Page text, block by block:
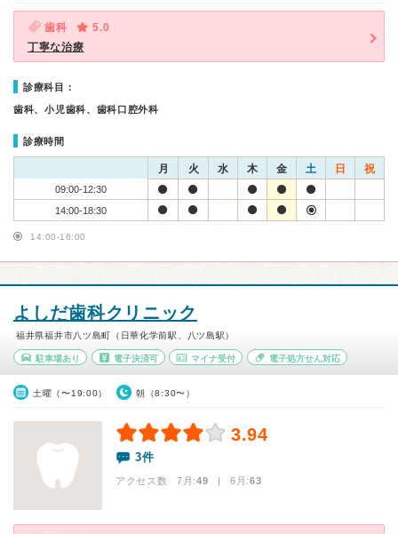
歯科
5.0
丁寧な治療
診療科目：
歯科、小児歯科、歯科口腔外科
診療時間
月 火 水 木 金 土 日 祝
09:00-12:30
14:00-18:30
14:00-16:00
よしだ歯科クリニック
福井県福井市八ツ島町（日華化学前駅、八ツ島駅）
駐車場あり 電子決済可 マイナ受付 電子処方せん対応
土曜（〜19:00） 朝（8:30〜）
3.94
3件
アクセス数 7月:49 | 6月:63